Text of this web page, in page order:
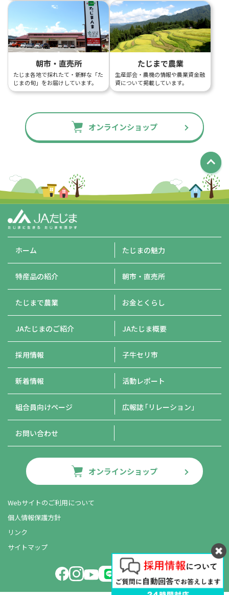
朝市・直売所
たじま各地で採れたて・新鮮な「た
じまの旬」をお届けしています。
たじまで農業
生産部会・農機の情報や農業資金融
資について掲載しています。
オンラインショップ
ホーム たじまの魅力
特産品の紹介 朝市・直売所
たじまで農業 お金とくらし
JAたじまのご紹介 JAたじま概要
採用情報 子牛セリ市
新着情報 活動レポート
組合員向けページ 広報誌「リレーション」
お問い合わせ
オンラインショップ
Webサイトのご利用について
個人情報保護方針
リンク
サイトマップ
LINE友だち追加